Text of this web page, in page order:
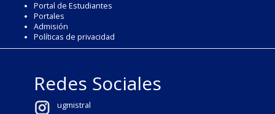
Portal de Estudiantes
Portales
Admisión
Políticas de privacidad
Redes Sociales
ugmistral